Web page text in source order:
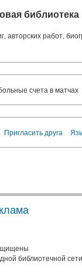
библиотека
авторских работ,
счета в матчах
Пригласить друга
библиотечной